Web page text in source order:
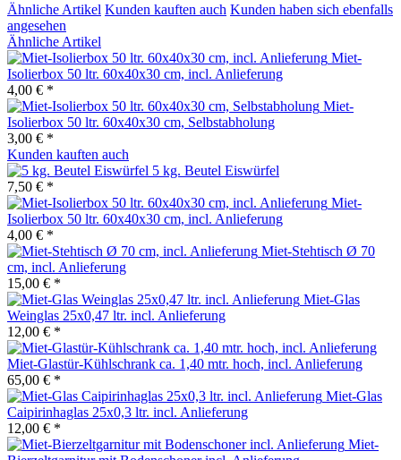
Ähnliche Artikel Kunden kauften auch Kunden haben sich ebenfalls
angesehen
Ähnliche Artikel
Miet-
Isolierbox 50 ltr. 60x40x30 cm, incl. Anlieferung
4,00 € *
Miet-
Isolierbox 50 ltr. 60x40x30 cm, Selbstabholung
3,00 € *
Kunden kauften auch
5 kg. Beutel Eiswürfel
7,50 € *
Miet-
Isolierbox 50 ltr. 60x40x30 cm, incl. Anlieferung
4,00 € *
Miet-Stehtisch Ø 70
cm, incl. Anlieferung
15,00 € *
Miet-Glas
Weinglas 25x0,47 ltr. incl. Anlieferung
12,00 € *
Miet-Glastür-Kühlschrank ca. 1,40 mtr. hoch, incl. Anlieferung
65,00 € *
Miet-Glas
Caipirinhaglas 25x0,3 ltr. incl. Anlieferung
12,00 € *
Miet-